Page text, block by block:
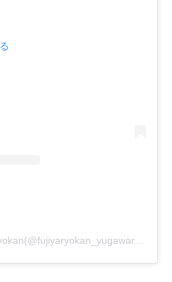
富士屋旅館 湯河原 Fujiyaryokan(@fujiyaryokan_yugawara)がシェアした投稿